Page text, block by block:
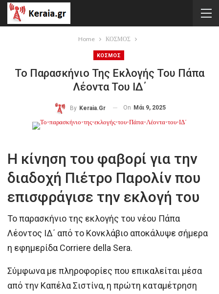
Home ΚΟΣΜΟΣ
ΚΟΣΜΟΣ
Το Παρασκήνιο Της Εκλογής Του Πάπα
Λέοντα Του ΙΔ΄
By Keraia.gr On Μάι 9, 2025
Η κίνηση του φαβορί για την
διαδοχή Πιέτρο Παρολίν που
επισφράγισε την εκλογή του
Το παρασκήνιο της εκλογής του νέου Πάπα
Λέοντος ΙΔ΄ από το Κονκλάβιο αποκάλυψε σήμερα
η εφημερίδα Corriere della Sera.
Σύμφωνα με πληροφορίες που επικαλείται μέσα
από την Καπέλα Σιστίνα, η πρώτη καταμέτρηση